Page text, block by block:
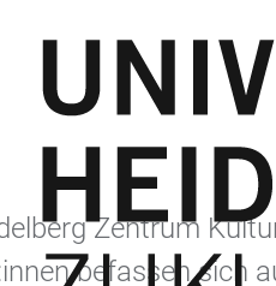
Zentrum
befassen sich